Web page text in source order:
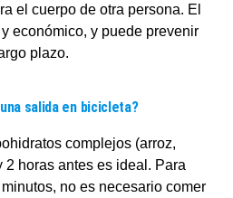
el cuerpo de otra persona. El
económico, y puede prevenir
plazo.
salida en bicicleta?
complejos (arroz,
2 horas antes es ideal. Para
no es necesario comer